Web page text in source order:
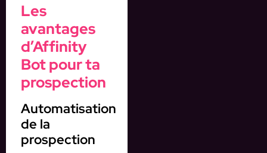
Les
avantages
d’Affinity
Bot pour ta
prospection
Automatisation
de la
prospection